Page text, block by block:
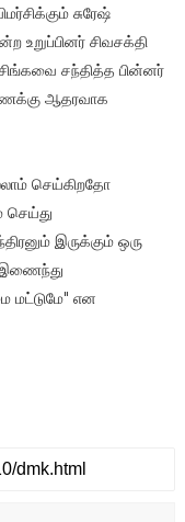
சுரேஷ்
உறுப்பினர் சிவசக்தி
சந்தித்த பின்னர்
ஆதரவாக
செய்கிறதோ
செய்து
இருக்கும் ஒரு
இணைந்து
மட்டுமே" என